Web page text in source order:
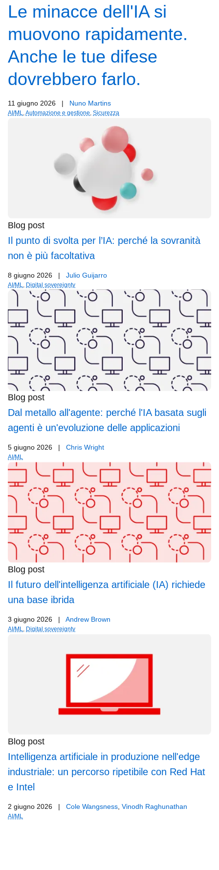
Le minacce dell'IA si
muovono rapidamente.
Anche le tue difese
dovrebbero farlo.
11 giugno 2026 | Nuno Martins
AI/ML,Automazione e gestione, Sicurezza
Blog post
Il punto di svolta per l’IA: perché la sovranità
non è più facoltativa
8 giugno 2026 | Julio Guijarro
AI/ML, Digital sovereignty
Blog post
Dal metallo all'agente: perché l'IA basata sugli
agenti è un'evoluzione delle applicazioni
5 giugno 2026 | Chris Wright
AI/ML
Blog post
Il futuro dell'intelligenza artificiale (IA) richiede
una base ibrida
3 giugno 2026 | Andrew Brown
AI/ML, Digital sovereignty
Blog post
Intelligenza artificiale in produzione nell'edge
industriale: un percorso ripetibile con Red Hat
e Intel
2 giugno 2026 | Cole Wangsness Vinodh Raghunathan
AI/ML